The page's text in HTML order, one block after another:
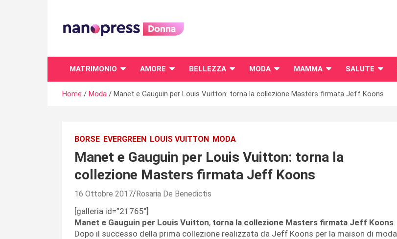
content
MATRIMONIO AMORE BELLEZZA MODA MAMMA SALUTE
Home Moda Manet e Gauguin per Louis Vuitton: torna la collezione Masters firmata Jeff Koons
BORSE EVERGREEN LOUIS VUITTON MODA
Manet e Gauguin per Louis Vuitton: torna la
collezione Masters firmata Jeff Koons
16 Ottobre 2017 Rosaria De Benedictis
[galleria id=”21765″]
Manet e Gauguin per Louis Vuitton, torna la collezione Masters firmata Jeff Koons.
Dopo il successo della prima collezione realizzata da Jeff Koons per la maison di moda